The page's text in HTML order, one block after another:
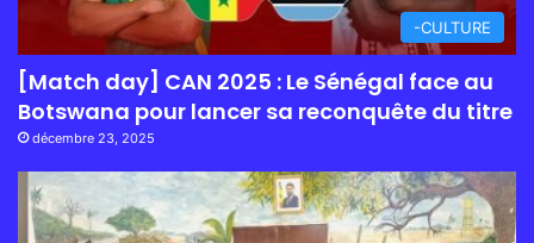
-CULTURE
[Match day] CAN 2025 : Le Sénégal face au
Botswana pour lancer sa reconquête du titre
décembre 23, 2025